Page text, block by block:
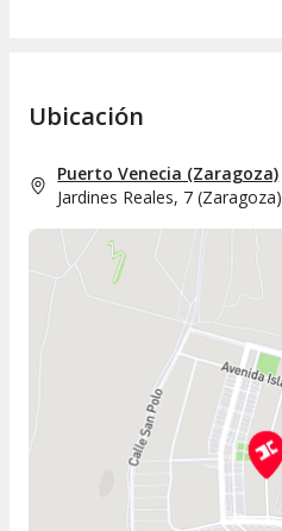
Ubicación
Puerto Venecia (Zaragoza)
Jardines Reales, 7 (Zaragoza)